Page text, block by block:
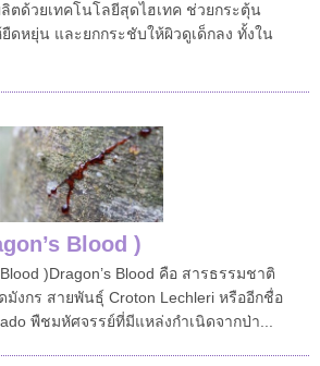
ลิตด้วยเทคโนโลยีสุดไฮเทค ช่วยกระตุ้น
ดหยุ่น และยกกระชับให้ผิวดูเด็กลง ทั้งใน
Blood )
)Dragon’s Blood คือ สารธรรมชาติ
มังกร สายพันธุ์ Croton Lechleri หรืออีกชื่อ
พืชมหัศจรรย์ที่มีแหล่งกำเนิดจากป่า...